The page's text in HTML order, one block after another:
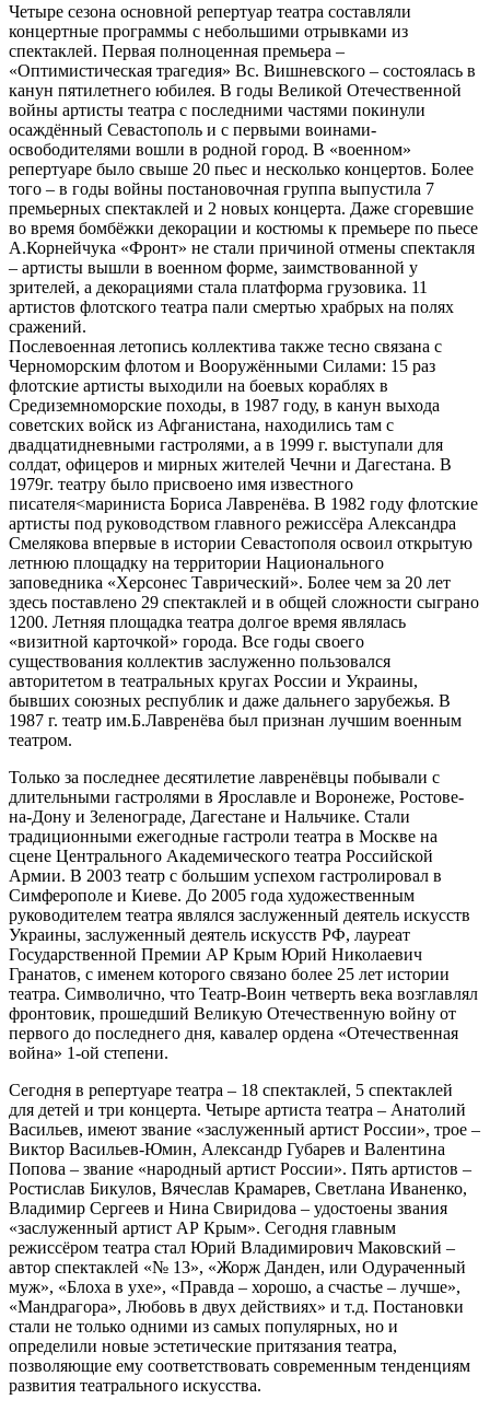
Четыре сезона основной репертуар театра составляли
концертные программы с небольшими отрывками из
спектаклей. Первая полноценная премьера –
«Оптимистическая трагедия» Вс. Вишневского – состоялась в
канун пятилетнего юбилея. В годы Великой Отечественной
войны артисты театра с последними частями покинули
осаждённый Севастополь и с первыми воинами-
освободителями вошли в родной город. В «военном»
репертуаре было свыше 20 пьес и несколько концертов. Более
того – в годы войны постановочная группа выпустила 7
премьерных спектаклей и 2 новых концерта. Даже сгоревшие
во время бомбёжки декорации и костюмы к премьере по пьесе
А.Корнейчука «Фронт» не стали причиной отмены спектакля
– артисты вышли в военном форме, заимствованной у
зрителей, а декорациями стала платформа грузовика. 11
артистов флотского театра пали смертью храбрых на полях
сражений.
Послевоенная летопись коллектива также тесно связана с
Черноморским флотом и Вооружёнными Силами: 15 раз
флотские артисты выходили на боевых кораблях в
Средиземноморские походы, в 1987 году, в канун выхода
советских войск из Афганистана, находились там с
двадцатидневными гастролями, а в 1999 г. выступали для
солдат, офицеров и мирных жителей Чечни и Дагестана. В
1979г. театру было присвоено имя известного
писателя<мариниста Бориса Лавренёва. В 1982 году флотские
артисты под руководством главного режиссёра Александра
Смелякова впервые в истории Севастополя освоил открытую
летнюю площадку на территории Национального
заповедника «Херсонес Таврический». Более чем за 20 лет
здесь поставлено 29 спектаклей и в общей сложности сыграно
1200. Летняя площадка театра долгое время являлась
«визитной карточкой» города. Все годы своего
существования коллектив заслуженно пользовался
авторитетом в театральных кругах России и Украины,
бывших союзных республик и даже дальнего зарубежья. В
1987 г. театр им.Б.Лавренёва был признан лучшим военным
театром.
Только за последнее десятилетие лавренёвцы побывали с
длительными гастролями в Ярославле и Воронеже, Ростове-
на-Дону и Зеленограде, Дагестане и Нальчике. Стали
традиционными ежегодные гастроли театра в Москве на
сцене Центрального Академического театра Российской
Армии. В 2003 театр с большим успехом гастролировал в
Симферополе и Киеве. До 2005 года художественным
руководителем театра являлся заслуженный деятель искусств
Украины, заслуженный деятель искусств РФ, лауреат
Государственной Премии АР Крым Юрий Николаевич
Гранатов, с именем которого связано более 25 лет истории
театра. Символично, что Театр-Воин четверть века возглавлял
фронтовик, прошедший Великую Отечественную войну от
первого до последнего дня, кавалер ордена «Отечественная
война» 1-ой степени.
Сегодня в репертуаре театра – 18 спектаклей, 5 спектаклей
для детей и три концерта. Четыре артиста театра – Анатолий
Васильев, имеют звание «заслуженный артист России», трое –
Виктор Васильев-Юмин, Александр Губарев и Валентина
Попова – звание «народный артист России». Пять артистов –
Ростислав Бикулов, Вячеслав Крамарев, Светлана Иваненко,
Владимир Сергеев и Нина Свиридова – удостоены звания
«заслуженный артист АР Крым». Сегодня главным
режиссёром театра стал Юрий Владимирович Маковский –
автор спектаклей «№ 13», «Жорж Данден, или Одураченный
муж», «Блоха в ухе», «Правда – хорошо, а счастье – лучше»,
«Мандрагора», Любовь в двух действиях» и т.д. Постановки
стали не только одними из самых популярных, но и
определили новые эстетические притязания театра,
позволяющие ему соответствовать современным тенденциям
развития театрального искусства.